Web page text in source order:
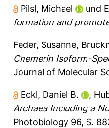
Pilsl, Michael und
formation and
Feder, Susanne,
Chemerin Isoform-
Journal of Molecular
Eckl, Daniel B. ,
Archaea Including a
Photobiology 96, S.